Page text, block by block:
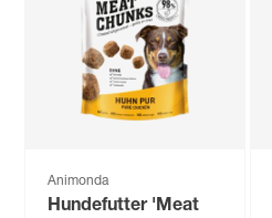
Animonda
Hundefutter 'Meat